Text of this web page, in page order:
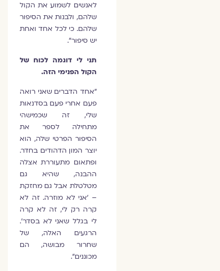
לאנשים לשמוע את הקול
שלהם, ולבנות את הסיפור
שלהם. כי לכל אחד ואחת
יש סיפור".
תני לי דוגמה לכוח של
הקול הפנימי הזה.
"אחד הדברים שאני רואה
פעם אחרי פעם בסדנאות
שלי, זה שכמישהי
מתחילה לספר את
הסיפור הפרטי שלה, הוא
יוצר המון הדהודים בחדר.
ופתאום מתעוררת אצלה
ההבנה, שהיא גם
מטלטלת אבל גם מחזקת
– 'אני לא מוזרה. זה לא
קרה רק לי, זה לא קרה
לי בגלל שאני לא בסדר'.
הרגעים האלה, של
שחרור מבושה, הם
מכוננים".